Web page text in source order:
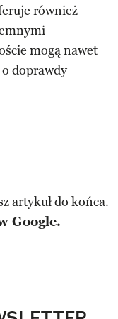
również
mogą nawet
doprawdy
artykuł do końca.
Google.